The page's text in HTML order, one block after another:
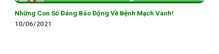
Những Con Số Đáng Báo Động Về Bệnh Mạch Vành!
10/06/2021